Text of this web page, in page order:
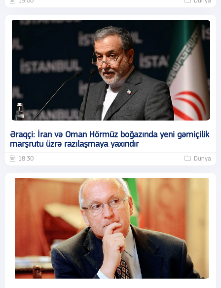
Əraqçi: İran və Oman Hörmüz boğazında yeni gəmiçilik
marşrutu üzrə razılaşmaya yaxındır
18:30 Dünya